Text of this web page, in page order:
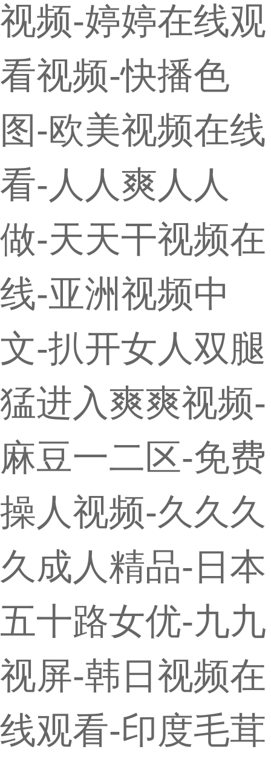
视频-婷婷在线观
看视频-快播色
图-欧美视频在线
看-人人爽人人
做-天天干视频在
线-亚洲视频中
文-扒开女人双腿
猛进入爽爽视频-
麻豆一二区-免费
操人视频-久久久
久成人精品-日本
五十路女优-九九
视屏-韩日视频在
线观看-印度毛茸